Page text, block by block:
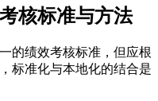
核标准与方法
的绩效考核标准，但应根
标准化与本地化的结合是